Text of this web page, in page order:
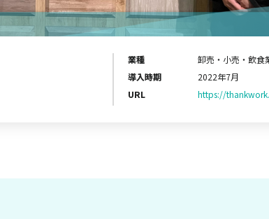
業種
卸売・小売・飲食
導入時期
2022年7月
URL
https://